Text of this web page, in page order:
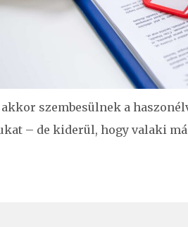
akkor szembesülnek a
– de kiderül, hogy valaki